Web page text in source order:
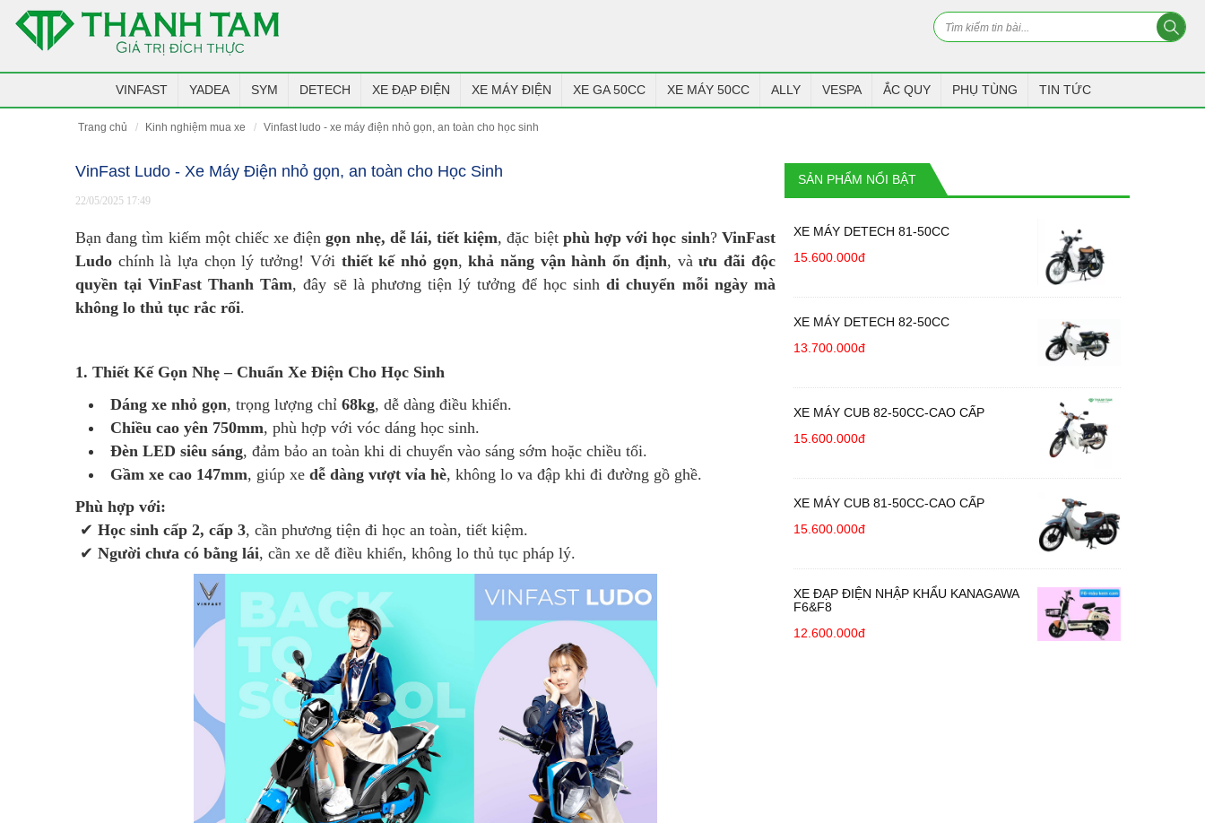
VINFAST YADEA SYM DETECH XE ĐẠP ĐIỆN XE MÁY ĐIỆN XE GA 50CC XE MÁY 50CC ALLY VESPA ẮC QUY PHỤ TÙNG TIN TỨC
trang chủ kinh nghiệm mua xe vinfast ludo - xe máy điện nhỏ gọn, an toàn cho học sinh
VinFast Ludo - Xe Máy Điện nhỏ gọn, an toàn cho Học Sinh
22/05/2025 17:49
Bạn đang tìm kiếm một chiếc xe điệngọn nhẹ, dễ lái, tiết kiệm, đặc biệt phù hợp với học sinh? VinFast
Ludo chính là lựa chọn lý tưởng! Với thiết kế nhỏ gọn,khả năng vận hành ổn định, vàưu đãi độc
quyền tại VinFast Thanh Tâm, đây sẽ là phương tiện lý tưởng để học sinhdi chuyển mỗi ngày mà
không lo thủ tục rắc rối.
1. Thiết Kế Gọn Nhẹ – Chuẩn Xe Điện Cho Học Sinh
Dáng xe nhỏ gọn, trọng lượng chỉ 68kg, dễ dàng điều khiển.
Chiều cao yên 750mm, phù hợp với vóc dáng học sinh.
Đèn LED siêu sáng, đảm bảo an toàn khi di chuyển vào sáng sớm hoặc chiều tối.
Gầm xe cao 147mm, giúp xe dễ dàng vượt vỉa hè, không lo va đập khi đi đường gồ ghề.
Phù hợp với:
✔ Học sinh cấp 2, cấp 3, cần phương tiện đi học an toàn, tiết kiệm.
✔ Người chưa có bằng lái, cần xe dễ điều khiển, không lo thủ tục pháp lý.
SẢN PHẨM NỔI BẬT
XE MÁY DETECH 81-50CC
15.600.000đ
XE MÁY DETECH 82-50CC
13.700.000đ
XE MÁY CUB 82-50CC-CAO CẤP
15.600.000đ
XE MÁY CUB 81-50CC-CAO CẤP
15.600.000đ
XE ĐẠP ĐIỆN NHẬP KHẨU KANAGAWA
F6&F8
12.600.000đ